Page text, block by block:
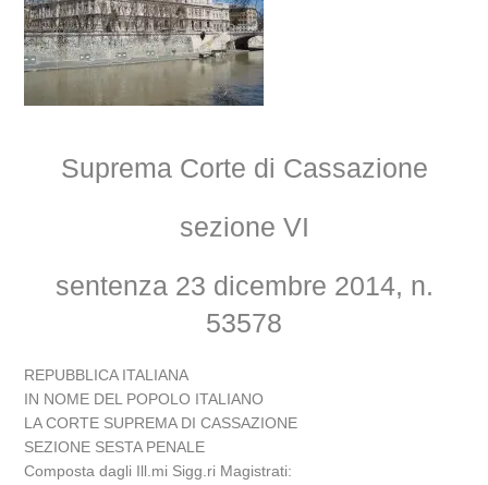
Suprema Corte di Cassazione
sezione VI
sentenza 23 dicembre 2014, n.
53578
REPUBBLICA ITALIANA
IN NOME DEL POPOLO ITALIANO
LA CORTE SUPREMA DI CASSAZIONE
SEZIONE SESTA PENALE
Composta dagli Ill.mi Sigg.ri Magistrati: